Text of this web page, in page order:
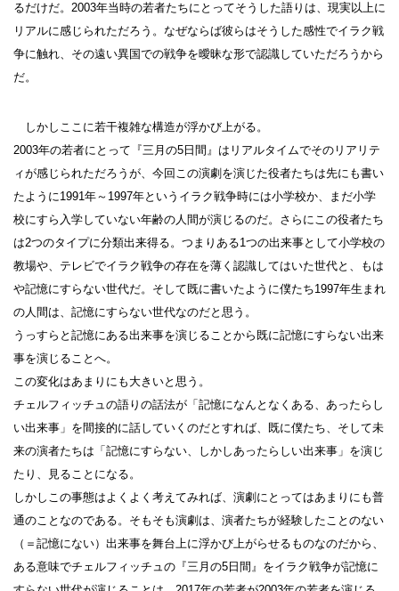
るだけだ。2003年当時の若者たちにとってそうした語りは、現実以上に
リアルに感じられただろう。なぜならば彼らはそうした感性でイラク戦
争に触れ、その遠い異国での戦争を曖昧な形で認識していただろうから
だ。
しかしここに若干複雑な構造が浮かび上がる。
2003年の若者にとって『三月の5日間』はリアルタイムでそのリアリテ
ィが感じられただろうが、今回この演劇を演じた役者たちは先にも書い
たように1991年～1997年というイラク戦争時には小学校か、まだ小学
校にすら入学していない年齢の人間が演じるのだ。さらにこの役者たち
は2つのタイプに分類出来得る。つまりある1つの出来事として小学校の
教場や、テレビでイラク戦争の存在を薄く認識してはいた世代と、もは
や記憶にすらない世代だ。そして既に書いたように僕たち1997年生まれ
の人間は、記憶にすらない世代なのだと思う。
うっすらと記憶にある出来事を演じることから既に記憶にすらない出来
事を演じることへ。
この変化はあまりにも大きいと思う。
チェルフィッチュの語りの話法が「記憶になんとなくある、あったらし
い出来事」を間接的に話していくのだとすれば、既に僕たち、そして未
来の演者たちは「記憶にすらない、しかしあったらしい出来事」を演じ
たり、見ることになる。
しかしこの事態はよくよく考えてみれば、演劇にとってはあまりにも普
通のことなのである。そもそも演劇は、演者たちが経験したことのない
（＝記憶にない）出来事を舞台上に浮かび上がらせるものなのだから、
ある意味でチェルフィッチュの『三月の5日間』をイラク戦争が記憶に